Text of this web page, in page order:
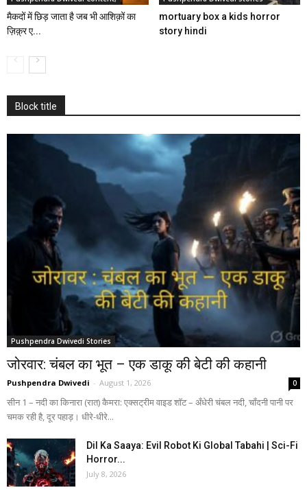
मैकदों में छिड़ जाता है जब भी आशिक़ों का
ज़िक़्र ए...
mortuary box a kids horror
story hindi
Block title
Pushpendra Dwivedi Stories
जोरवार: चंबल का भूत – एक डाकू की बेटी की कहानी
Pushpendra Dwivedi - August 1, 2026 0
सीन 1 – नदी का किनारा (रात) कैमरा: एक्सट्रीम वाइड शॉट – अँधेरी चंबल नदी, चाँदनी पानी पर
चमक रही है, दूर पहाड़। धीरे-धीरे...
Dil Ka Saaya: Evil Robot Ki Global Tabahi | Sci-Fi
Horror...
July 8, 2026